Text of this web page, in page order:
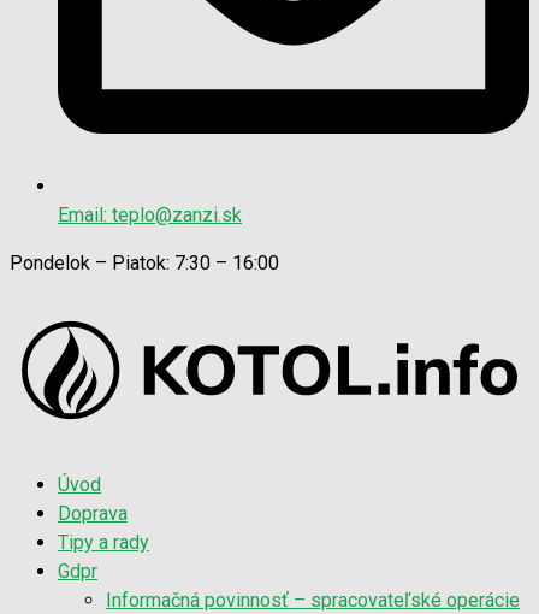
Email: teplo@zanzi.sk
Pondelok – Piatok: 7:30 – 16:00
Úvod
Doprava
Tipy a rady
Gdpr
Informačná povinnosť – spracovateľské operácie